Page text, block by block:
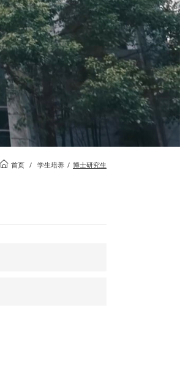
首页 / 学生培养 / 博士研究生